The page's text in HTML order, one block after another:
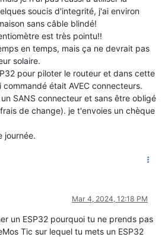
soucis d'integrité, j'ai environ
sans câble blindé!
est très pointu!!
en temps, mais ça ne devrait pas
solaire.
pour piloter le routeur et dans cette
était AVEC connecteurs.
SANS connecteur et sans être obligé
de change). je t'envoies un chèque
journée.
Mar 4, 2024, 12:18 PM
un ESP32 pourquoi tu ne prends pas
Tic sur lequel tu mets un ESP32